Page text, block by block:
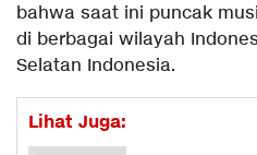
bahwa saat ini puncak
di berbagai wilayah
Selatan Indonesia.
Lihat Juga: